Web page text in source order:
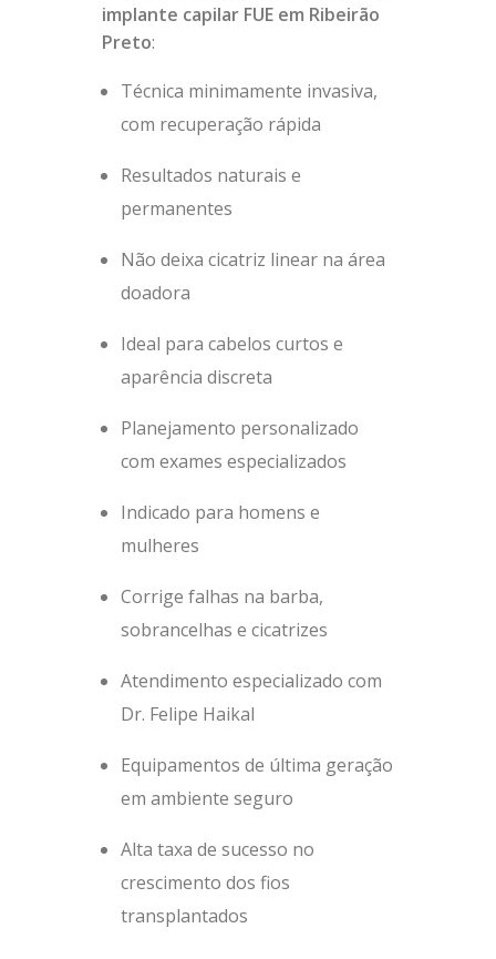
implante capilar FUE em Ribeirão
Preto:
Técnica minimamente invasiva,
com recuperação rápida
Resultados naturais e
permanentes
Não deixa cicatriz linear na área
doadora
Ideal para cabelos curtos e
aparência discreta
Planejamento personalizado
com exames especializados
Indicado para homens e
mulheres
Corrige falhas na barba,
sobrancelhas e cicatrizes
Atendimento especializado com
Dr. Felipe Haikal
Equipamentos de última geração
em ambiente seguro
Alta taxa de sucesso no
crescimento dos fios
transplantados